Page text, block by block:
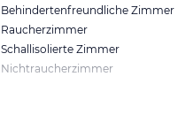
Behindertenfreundliche Zimmer
Raucherzimmer
Schallisolierte Zimmer
Nichtraucherzimmer